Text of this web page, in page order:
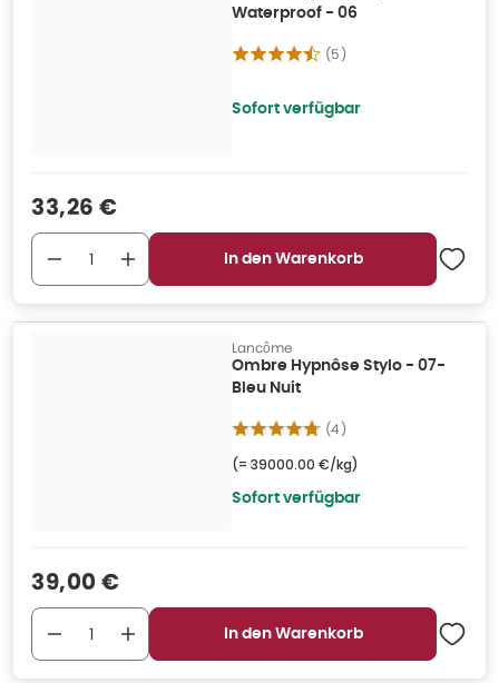
Waterproof - 06
(5)
Sofort verfügbar
Verkaufspreis
33,26 €
In den Warenkorb
Lancôme
Ombre Hypnôse Stylo - 07-
Bleu Nuit
(4)
(= 39000.00 €/kg)
Sofort verfügbar
Verkaufspreis
39,00 €
In den Warenkorb